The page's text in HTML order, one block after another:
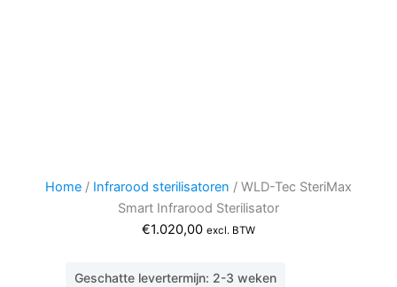
Home / Infrarood sterilisatoren / WLD-Tec SteriMax
Smart Infrarood Sterilisator
€1.020,00 excl. BTW
Geschatte levertermijn: 2-3 weken